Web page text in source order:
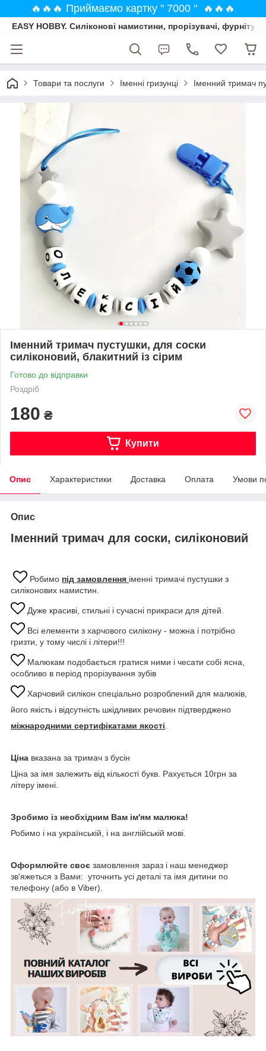
🔥🔥🔥 Приймаємо картку " 7000 " 🔥🔥🔥
EASY HOBBY. Силіконові намистини, прорізувачі,
Товари та послуги Іменні гризунці Іменний тримач
Іменний тримач пустушки, для соски
силіконовий, блакитний із сірим
Готово до відправки
Роздріб
180 ₴
Купити
Опис Характеристики Доставка Оплата Умови
Опис
Іменний тримач для соски, силіконовий
Робимо під замовлення іменні тримачі пустушки з
силіконових намистин.
Дуже красиві, стильні і сучасні прикраси для дітей.
Всі елементи з харчового силікону - можна і потрібно
гризти, у тому числі і літери!!!
Малюкам подобається гратися ними і чесати собі ясна,
особливо в період прорізування зубів
Харчовий силікон спеціально розроблений для малюків,
його якість і відсутність шкідливих речовин підтверджено
міжнародними сертифікатами якості.
Ціна вказана за тримач з бусін
Ціна за імя залежить від кількості букв. Рахується 10грн за
літеру імені.
Зробимо із необхідним Вам ім'ям малюка!
Робимо і на українській, і на англійській мові.
Оформлюйте своє замовлення зараз і наш менеджер
зв'яжеться з Вами: уточнить усі деталі та імя дитини по
телефону (або в Viber).